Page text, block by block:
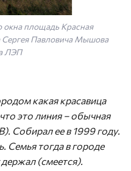
окна площадь Красная
Павловича Мышова
ЛЭП
какая красавица
это линия – обычная
Собирал ее в 1999 году.
Семья тогда в городе
держал (смеется).